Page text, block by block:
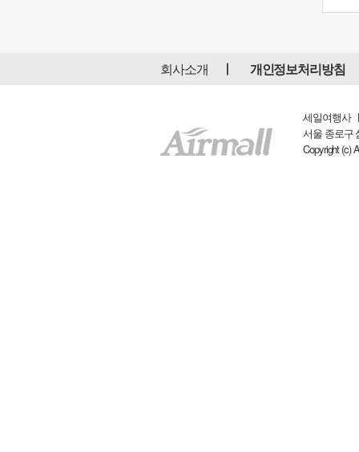
회사소개 개인정보처리방침
세일여행사
서울 종로구
Copyright (c)